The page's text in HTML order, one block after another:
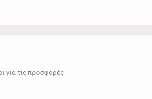
για τις προσφορές